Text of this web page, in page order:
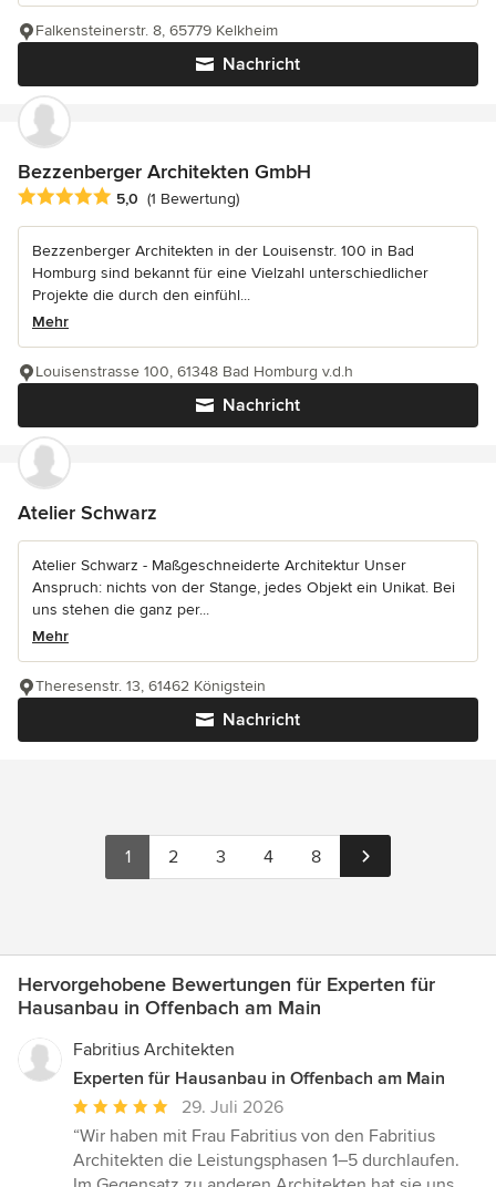
Nachricht
Falkensteinerstr. 8, 65779 Kelkheim
Bezzenberger Architekten GmbH
Durchschnittliche Bewertung: 5 von 5 Sternen
5,0 (1 Bewertung)
Bezzenberger Architekten in der Louisenstr. 100 in Bad
Homburg sind bekannt für eine Vielzahl unterschiedlicher
Projekte die durch den einfühl...
Mehr
Nachricht
Louisenstrasse 100, 61348 Bad Homburg v.d.h
Atelier Schwarz
Atelier Schwarz - Maßgeschneiderte Architektur Unser
Anspruch: nichts von der Stange, jedes Objekt ein Unikat. Bei
uns stehen die ganz per...
Mehr
Nachricht
Theresenstr. 13, 61462 Königstein
1 2 3 4 8
Hervorgehobene Bewertungen für Experten für
Hausanbau in Offenbach am Main
Fabritius Architekten
Experten für Hausanbau in Offenbach am Main
Durchschnittliche
Bewertung:
5
von
29. Juli 2026
“Wir haben mit Frau Fabritius von den Fabritius
Architekten die Leistungsphasen 1–5 durchlaufen.